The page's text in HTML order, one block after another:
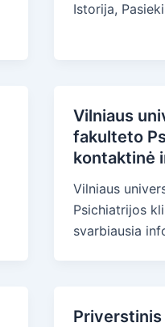
Istorija,
Vilniaus
fakulteto
kontaktinė
Vilniaus
Psichiatrijos
svarbiausia